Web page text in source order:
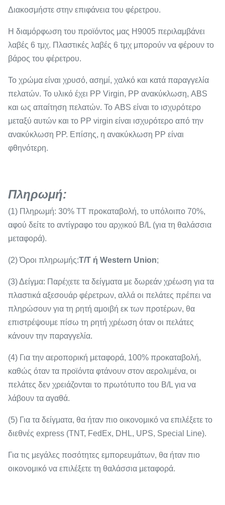
Διακοσμήστε στην επιφάνεια του φέρετρου.
Η διαμόρφωση του προϊόντος μας H9005 περιλαμβάνει
λαβές 6 τμχ. Πλαστικές λαβές 6 τμχ μπορούν να φέρουν το
βάρος του φέρετρου.
Το χρώμα είναι χρυσό, ασημί, χαλκό και κατά παραγγελία
πελατών. Το υλικό έχει PP Virgin, PP ανακύκλωση, ABS
και ως απαίτηση πελατών. Το ABS είναι το ισχυρότερο
μεταξύ αυτών και το PP virgin είναι ισχυρότερο από την
ανακύκλωση PP. Επίσης, η ανακύκλωση PP είναι
φθηνότερη.
Πληρωμή:
(1) Πληρωμή: 30% TT προκαταβολή, το υπόλοιπο 70%,
αφού δείτε το αντίγραφο του αρχικού B/L (για τη θαλάσσια
μεταφορά).
(2) Όροι πληρωμής:T/T ή Western Union;
(3) Δείγμα: Παρέχετε τα δείγματα με δωρεάν χρέωση για τα
πλαστικά αξεσουάρ φέρετρων, αλλά οι πελάτες πρέπει να
πληρώσουν για τη ρητή αμοιβή εκ των προτέρων, θα
επιστρέψουμε πίσω τη ρητή χρέωση όταν οι πελάτες
κάνουν την παραγγελία.
(4) Για την αεροπορική μεταφορά, 100% προκαταβολή,
καθώς όταν τα προϊόντα φτάνουν στον αερολιμένα, οι
πελάτες δεν χρειάζονται το πρωτότυπο του B/L για να
λάβουν τα αγαθά.
(5) Για τα δείγματα, θα ήταν πιο οικονομικό να επιλέξετε το
διεθνές express (TNT, FedEx, DHL, UPS, Special Line).
Για τις μεγάλες ποσότητες εμπορευμάτων, θα ήταν πιο
οικονομικό να επιλέξετε τη θαλάσσια μεταφορά.